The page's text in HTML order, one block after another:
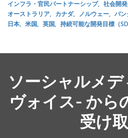
インフラ・官民パートナーシップ 社会開発
オーストラリア
カナダ ノルウェー バン
日本
米国 英国 持続可能な開発目標（
ソーシャルメデ
ヴォイス- から
受け